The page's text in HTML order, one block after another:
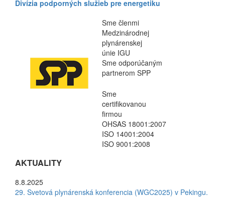
Divízia podporných služieb pre energetiku
Sme členmi
Medzinárodnej
plynárenskej
únie IGU
Sme odporúčaným
partnerom SPP
Sme
certifikovanou
firmou
OHSAS 18001:2007
ISO 14001:2004
ISO 9001:2008
AKTUALITY
8.8.2025
29. Svetová plynárenská konferencia (WGC2025) v Pekingu.